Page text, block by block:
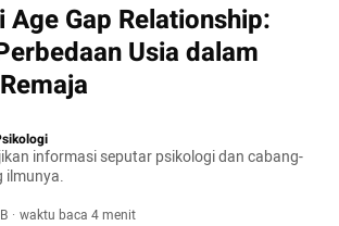
Age Gap Relationship:
Usia dalam
informasi seputar psikologi dan cabang-
ilmunya.
· waktu baca 4 menit